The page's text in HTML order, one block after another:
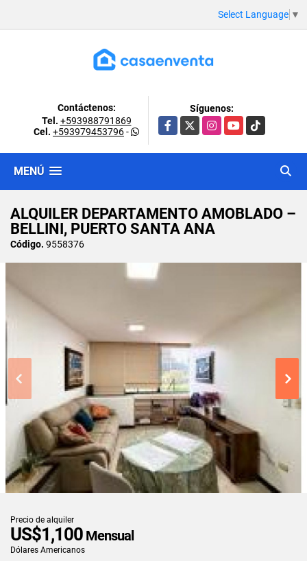
Select Language ▼
Contáctenos:
Tel. +593988791869
Cel. +593979453796-
Síguenos:
Facebook
X InstagramYouTubeTikTok
MENÚ
ALQUILER DEPARTAMENTO AMOBLADO –
BELLINI, PUERTO SANTA ANA
Código. 9558376
Precio de alquiler
US$1,100 Mensual
Dólares Americanos